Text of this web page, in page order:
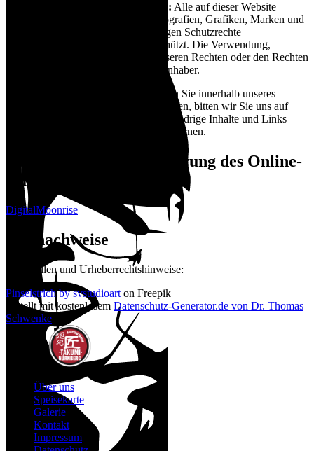
Urheberrechte und Markenrechte: Alle auf dieser Website
dargestellten Inhalte, wie Texte, Fotografien, Grafiken, Marken und
Warenzeichen sind durch die jeweiligen Schutzrechte
(Urheberrechte, Markenrechte) geschützt. Die Verwendung,
Vervielfältigung usw. unterliegen unseren Rechten oder den Rechten
der jeweiligen Urheber bzw. Rechteinhaber.
Sollten Sie innerhalb unseres
Internetauftritts Rechtsverstöße bemerken, bitten wir Sie uns auf
diese hinzuweisen. Wir werden rechtswidrige Inhalte und Links
nach Kenntnisnahme unverzüglich entfernen.
Konzeption und Realisierung des Online-
Auftritts
DigitalMoonrise
Bildnachweise
Bildquellen und Urheberrechtshinweise:
Pinselstrich by svstudioart on Freepik
Erstellt mit kostenlosem Datenschutz-Generator.de von Dr. Thomas
Schwenke
Über uns
Speisekarte
Galerie
Kontakt
Impressum